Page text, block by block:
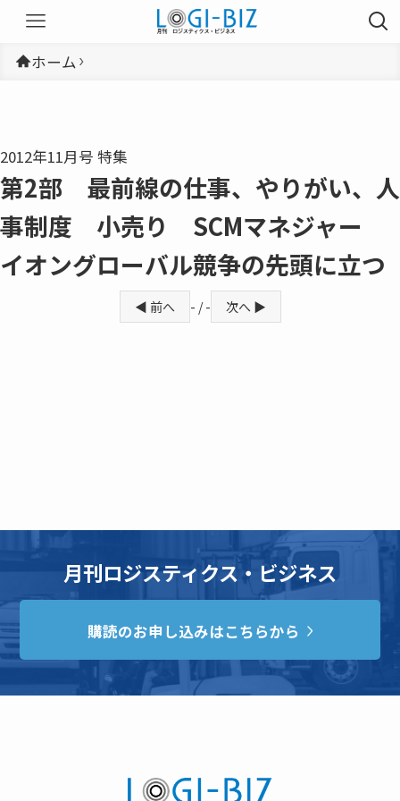
ホーム
2012年11月号 特集
第2部 最前線の仕事、やりがい、人
事制度 小売り SCMマネジャー
イオングローバル競争の先頭に立つ
◀ 前へ - / - 次へ ▶
月刊ロジスティクス・ビジネス
購読のお申し込みはこちらから